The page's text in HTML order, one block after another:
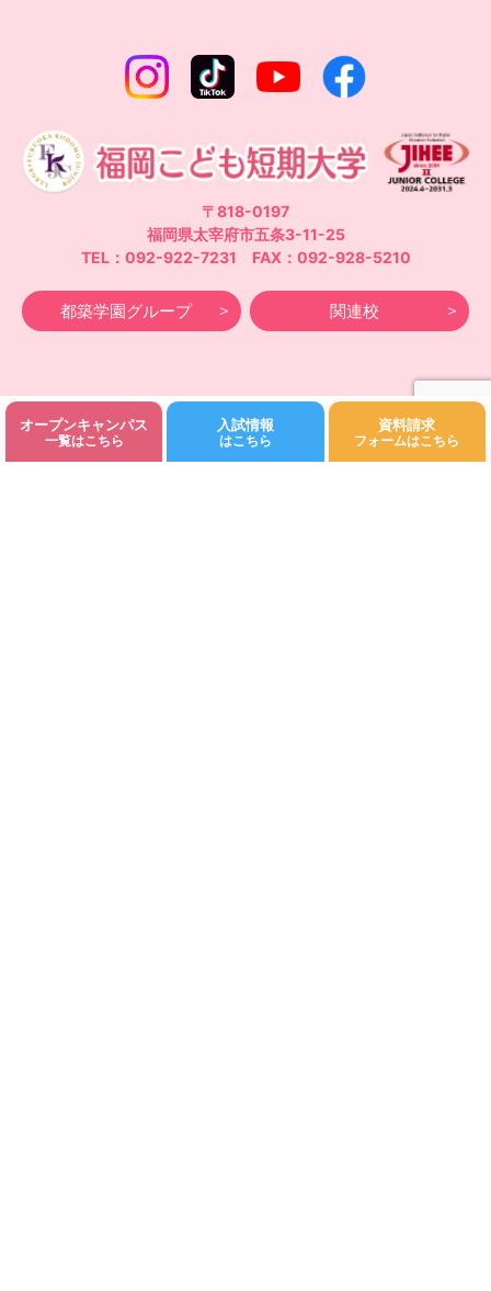
オープンキャンパス
一覧はこちら
入試情報
はこちら
資料請求
フォームはこちら
〒818-0197
福岡県太宰府市五条3-11-25
TEL：092-922-7231 FAX：092-928-5210
都築学園グループ 関連校
©Fukuoka Kodomo Junior College 都築学園.All rights reserved.